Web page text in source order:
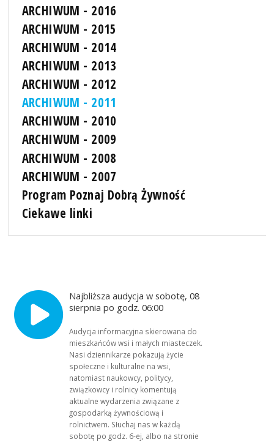
ARCHIWUM - 2016
ARCHIWUM - 2015
ARCHIWUM - 2014
ARCHIWUM - 2013
ARCHIWUM - 2012
ARCHIWUM - 2011
ARCHIWUM - 2010
ARCHIWUM - 2009
ARCHIWUM - 2008
ARCHIWUM - 2007
Program Poznaj Dobrą Żywność
Ciekawe linki
Najbliższa audycja w sobotę, 08
sierpnia po godz. 06:00
Audycja informacyjna skierowana do
mieszkańców wsi i małych miasteczek.
Nasi dziennikarze pokazują życie
społeczne i kulturalne na wsi,
natomiast naukowcy, politycy,
związkowcy i rolnicy komentują
aktualne wydarzenia związane z
gospodarką żywnościową i
rolnictwem. Słuchaj nas w każdą
sobotę po godz. 6-ej, albo na stronie